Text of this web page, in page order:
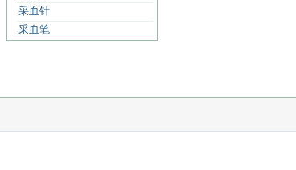
采血针
采血笔